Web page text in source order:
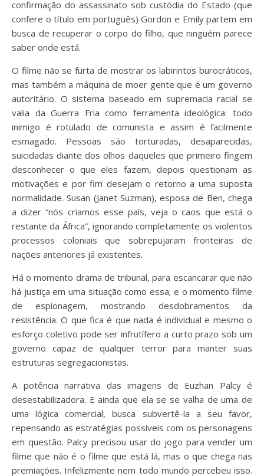
confirmação do assassinato sob custódia do Estado (que
confere o título em português) Gordon e Emily partem em
busca de recuperar o corpo do filho, que ninguém parece
saber onde está.
O filme não se furta de mostrar os labirintos burocráticos,
mas também a máquina de moer gente que é um governo
autoritário. O sistema baseado em supremacia racial se
valia da Guerra Fria como ferramenta ideológica: todo
inimigo é rotulado de comunista e assim é facilmente
esmagado. Pessoas são torturadas, desaparecidas,
suicidadas diante dos olhos daqueles que primeiro fingem
desconhecer o que eles fazem, depois questionam as
motivações e por fim desejam o retorno a uma suposta
normalidade. Susan (Janet Suzman), esposa de Ben, chega
a dizer “nós criamos esse país, veja o caos que está o
restante da África”, ignorando completamente os violentos
processos coloniais que sobrepujaram fronteiras de
nações anteriores já existentes.
Há o momento drama de tribunal, para escancarar que não
há justiça em uma situação como essa; e o momento filme
de espionagem, mostrando desdobramentos da
resistência. O que fica é que nada é individual e mesmo o
esforço coletivo pode ser infrutífero a curto prazo sob um
governo capaz de qualquer terror para manter suas
estruturas segregacionistas.
A potência narrativa das imagens de Euzhan Palcy é
desestabilizadora. E ainda que ela se se valha de uma de
uma lógica comercial, busca subvertê-la a seu favor,
repensando as estratégias possíveis com os personagens
em questão. Palcy precisou usar do jogo para vender um
filme que não é o filme que está lá, mas o que chega nas
premiações. Infelizmente nem todo mundo percebeu isso.